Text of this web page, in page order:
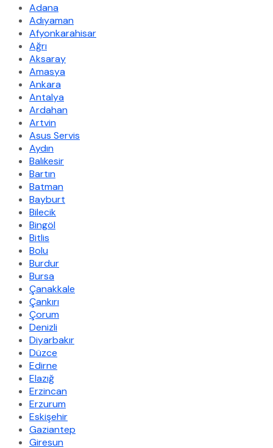
Adana
Adıyaman
Afyonkarahisar
Ağrı
Aksaray
Amasya
Ankara
Antalya
Ardahan
Artvin
Asus Servis
Aydın
Balıkesir
Bartın
Batman
Bayburt
Bilecik
Bingöl
Bitlis
Bolu
Burdur
Bursa
Çanakkale
Çankırı
Çorum
Denizli
Diyarbakır
Düzce
Edirne
Elazığ
Erzincan
Erzurum
Eskişehir
Gaziantep
Giresun